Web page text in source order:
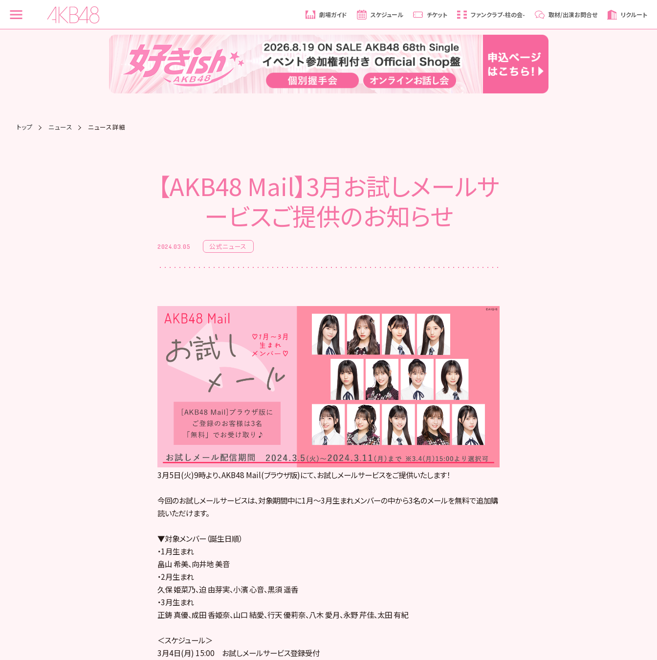
劇場ガイド スケジュール チケット ファンクラブ-柱の会- 取材/出演お問合せ リクルート
トップ ニュース ニュース詳細
【AKB48 Mail】3月お試しメールサ
ービスご提供のお知らせ
2024.03.05 公式ニュース
3月5日(火)9時より、AKB48 Mail(ブラウザ版)にて、お試しメールサービスをご提供いたします！
今回のお試しメールサービスは、対象期間中に1月〜3月生まれメンバーの中から3名のメールを無料で追加購
読いただけます。
▼対象メンバー（誕生日順）
・1月生まれ
畠山 希美、向井地 美音
・2月生まれ
久保 姫菜乃、迫 由芽実、小濱 心音、黒須 遥香
・3月生まれ
正鋳 真優、成田 香姫奈、山口 結愛、行天 優莉奈、八木 愛月、永野 芹佳、太田 有紀
＜スケジュール＞
3月4日(月) 15:00 お試しメールサービス登録受付